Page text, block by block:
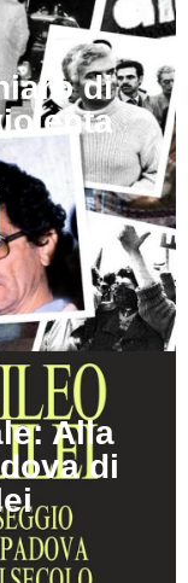
di
Alla
di